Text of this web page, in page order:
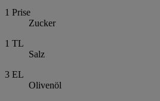
1 Prise
Zucker
1 TL
Salz
3 EL
Olivenöl